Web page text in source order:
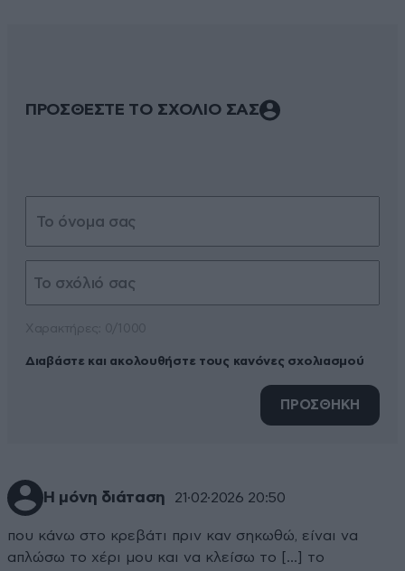
ΠΡΟΣΘΕΣΤΕ ΤΟ ΣΧΟΛΙΟ ΣΑΣ
Διαβάστε και ακολουθήστε τους κανόνες σχολιασμού
ΠΡΟΣΘΗΚΗ
Η μόνη διάταση 21·02·2026 20:50
που κάνω στο κρεβάτι πριν καν σηκωθώ, είναι να
απλώσω το χέρι μου και να κλείσω το [...] το